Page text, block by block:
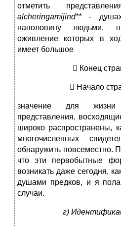
отметить
alcheringamijind** -
наполовину людьми,
оживление которых в
имеет большое
 Конец
 Начало
значение для
представления,
широко распространены,
многочисленных
обнаружить повсеместно.
что эти первобытные
возникать даже сегодня,
душами предков, и я
случаи.
г)